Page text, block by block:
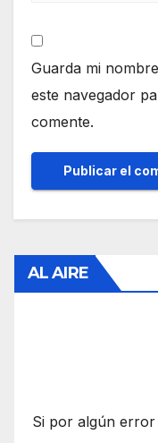
Guarda mi
este navegador
comente.
AL AIRE
Si por algún